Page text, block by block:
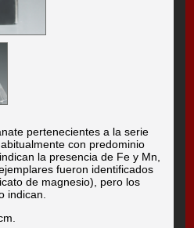
pertenecientes a la serie
con predominio
la presencia de Fe y Mn,
fueron identificados
de magnesio), pero los
indican.